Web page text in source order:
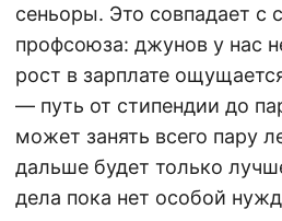
сеньоры. Это совпадает с
профсоюза: джунов у нас
рост в зарплате
— путь от стипендии до
может занять всего пару
дальше будет только
дела пока нет особой